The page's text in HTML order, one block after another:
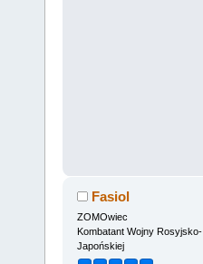
Fasiol
ZOMOwiec
Kombatant Wojny Rosyjsko-
Japońskiej